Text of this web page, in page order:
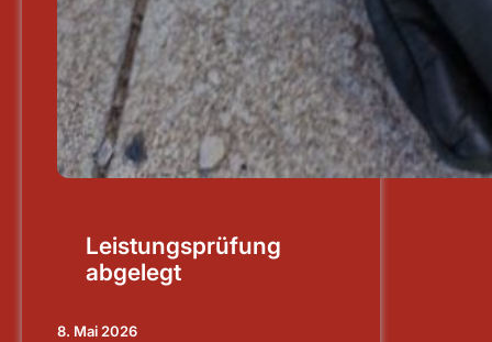
Leistungsprüfung
abgelegt
8. Mai 2026